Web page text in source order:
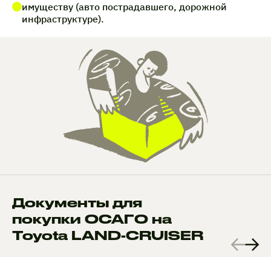
имуществу (авто пострадавшего, дорожной
инфраструктуре).
Документы для
покупки ОСАГО на
Toyota LAND-CRUISER